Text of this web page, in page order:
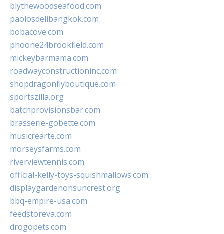
blythewoodseafood.com
paolosdelibangkok.com
bobacove.com
phoone24brookfield.com
mickeybarmama.com
roadwayconstructioninc.com
shopdragonflyboutique.com
sportszilla.org
batchprovisionsbar.com
brasserie-gobette.com
musicrearte.com
morseysfarms.com
riverviewtennis.com
official-kelly-toys-squishmallows.com
displaygardenonsuncrest.org
bbq-empire-usa.com
feedstoreva.com
drogopets.com